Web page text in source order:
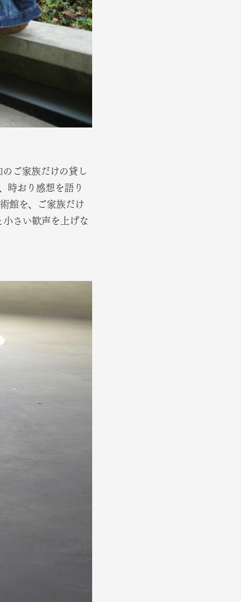
ご家族だけの貸し
時おり感想を語り
館を、ご家族だけ
さい歓声を上げな